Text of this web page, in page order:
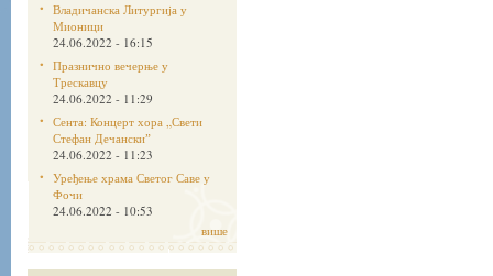
Владичанска Литургија у
Мионици
24.06.2022 - 16:15
Празнично вечерње у
Трескавцу
24.06.2022 - 11:29
Сента: Концерт хора „Свети
Стефан Дечанскиˮ
24.06.2022 - 11:23
Уређење храма Светог Саве у
Фочи
24.06.2022 - 10:53
више